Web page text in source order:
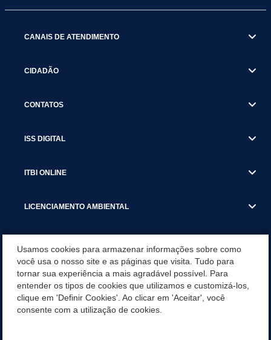
CANAIS DE ATENDIMENTO
CIDADÃO
CONTATOS
ISS DIGITAL
ITBI ONLINE
LICENCIAMENTO AMBIENTAL
SERVIÇOS
SERVIÇOS DO DEPARTAMENTO DE RECEITA MUNICIPAL
Usamos cookies para armazenar informações sobre como
você usa o nosso site e as páginas que visita. Tudo para
tornar sua experiência a mais agradável possível. Para
entender os tipos de cookies que utilizamos e customizá-los,
clique em 'Definir Cookies'. Ao clicar em 'Aceitar', você
consente com a utilização de cookies.